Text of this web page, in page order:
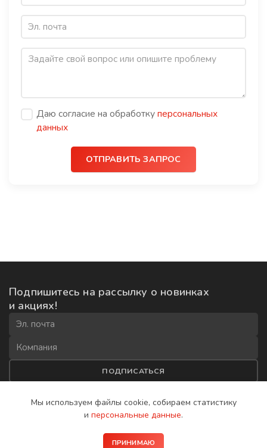
Даю согласие на обработкуперсональных
данных
ОТПРАВИТЬ ЗАПРОС
Подпишитесь на рассылку о новинках
и акциях!
ПОДПИСАТЬСЯ
рассылки
2008−2026 © IP-домофоны BAS-IP
Мы используем файлы cookie, собираем статистику
и персональные данные.
ПРИНИМАЮ